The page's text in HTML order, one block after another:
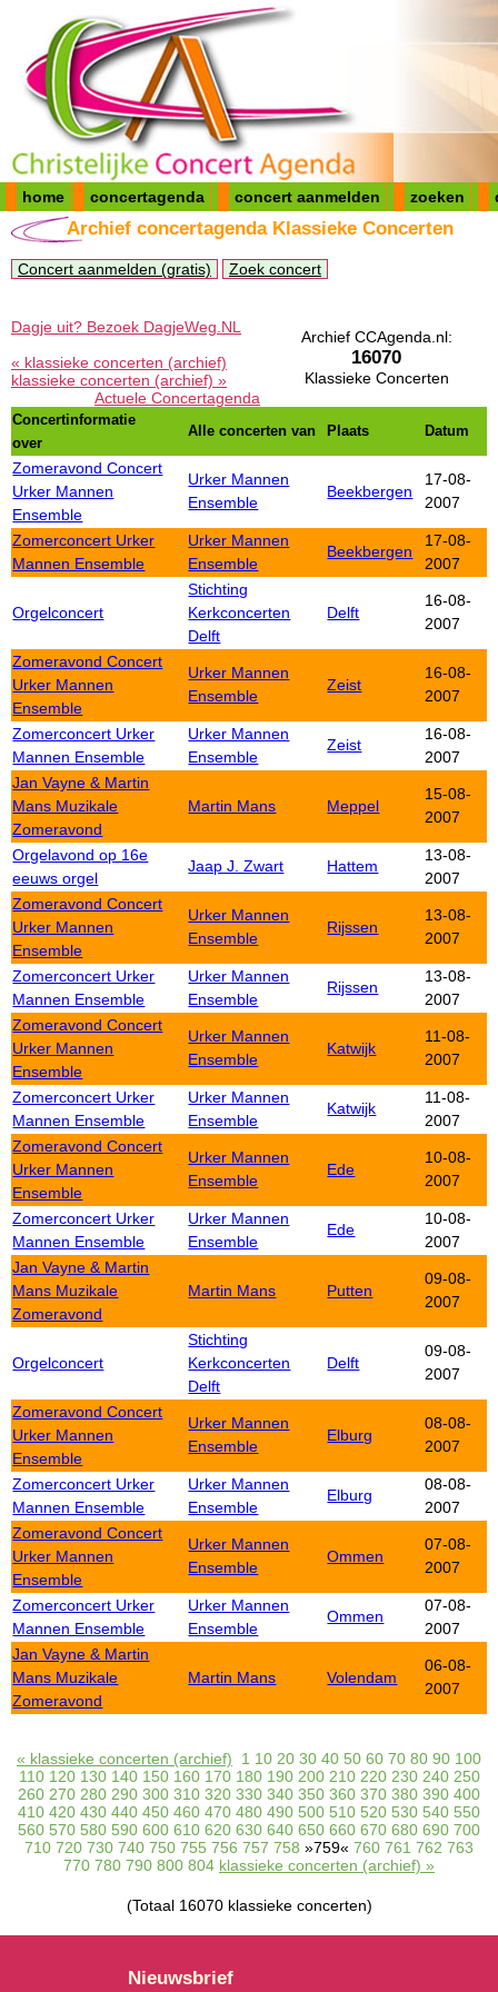
home concertagenda concert aanmelden zoeken
Archief concertagenda Klassieke Concerten
Concert aanmelden (gratis) Zoek concert
Archief CCAgenda.nl:
16070
Klassieke Concerten
Dagje uit? Bezoek DagjeWeg.NL
« klassieke concerten (archief)
klassieke concerten (archief) »
Actuele Concertagenda
Concertinformatie
over
Alle concerten van Plaats Datum
Zomeravond Concert
Urker Mannen
Ensemble
Urker Mannen
Ensemble
Beekbergen
17-08-
2007
Zomerconcert Urker
Mannen Ensemble
Urker Mannen
Ensemble
Beekbergen
17-08-
2007
Orgelconcert
Stichting
Kerkconcerten
Delft
Delft
16-08-
2007
Zomeravond Concert
Urker Mannen
Ensemble
Urker Mannen
Ensemble
Zeist
16-08-
2007
Zomerconcert Urker
Mannen Ensemble
Urker Mannen
Ensemble
Zeist
16-08-
2007
Jan Vayne & Martin
Mans Muzikale
Zomeravond
Martin Mans Meppel
15-08-
2007
Orgelavond op 16e
eeuws orgel
Jaap J. Zwart Hattem
13-08-
2007
Zomeravond Concert
Urker Mannen
Ensemble
Urker Mannen
Ensemble
Rijssen
13-08-
2007
Zomerconcert Urker
Mannen Ensemble
Urker Mannen
Ensemble
Rijssen
13-08-
2007
Zomeravond Concert
Urker Mannen
Ensemble
Urker Mannen
Ensemble
Katwijk
11-08-
2007
Zomerconcert Urker
Mannen Ensemble
Urker Mannen
Ensemble
Katwijk
11-08-
2007
Zomeravond Concert
Urker Mannen
Ensemble
Urker Mannen
Ensemble
Ede
10-08-
2007
Zomerconcert Urker
Mannen Ensemble
Urker Mannen
Ensemble
Ede
10-08-
2007
Jan Vayne & Martin
Mans Muzikale
Zomeravond
Martin Mans Putten
09-08-
2007
Orgelconcert
Stichting
Kerkconcerten
Delft
Delft
09-08-
2007
Zomeravond Concert
Urker Mannen
Ensemble
Urker Mannen
Ensemble
Elburg
08-08-
2007
Zomerconcert Urker
Mannen Ensemble
Urker Mannen
Ensemble
Elburg
08-08-
2007
Zomeravond Concert
Urker Mannen
Ensemble
Urker Mannen
Ensemble
Ommen
07-08-
2007
Zomerconcert Urker
Mannen Ensemble
Urker Mannen
Ensemble
Ommen
07-08-
2007
Jan Vayne & Martin
Mans Muzikale
Zomeravond
Martin Mans Volendam
06-08-
2007
« klassieke concerten (archief) 1 10 20 30 40 50 60 70 80 90 100
110 120 130 140 150 160 170 180 190 200 210 220 230 240 250
260 270 280 290 300 310 320 330 340 350 360 370 380 390 400
410 420 430 440 450 460 470 480 490 500 510 520 530 540 550
560 570 580 590 600 610 620 630 640 650 660 670 680 690 700
710 720 730 740 750 755 756 757 758 »759« 760 761 762 763
770 780 790 800 804 klassieke concerten (archief) »
(Totaal 16070 klassieke concerten)
Nieuwsbrief